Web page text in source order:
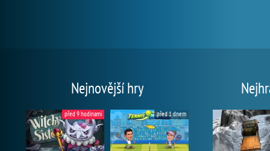
Nejnovější hry
před 9 hodinami před 1 dnem